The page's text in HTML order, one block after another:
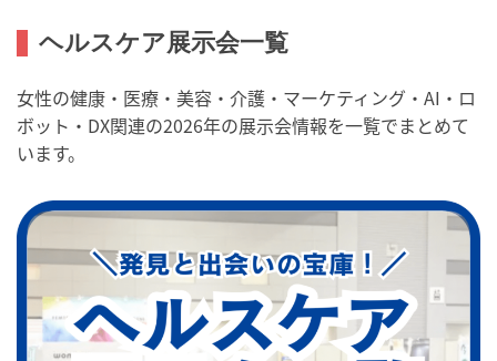
ヘルスケア展示会一覧
女性の健康・医療・美容・介護・マーケティング・AI・ロ
ボット・DX関連の2026年の展示会情報を一覧でまとめて
います。